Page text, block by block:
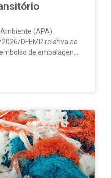
(APA)
DFEMR relativa ao
de embalagens
para